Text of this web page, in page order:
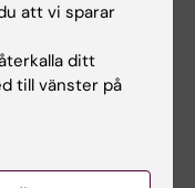
studien
att vi sparar
ditt
till vänster på